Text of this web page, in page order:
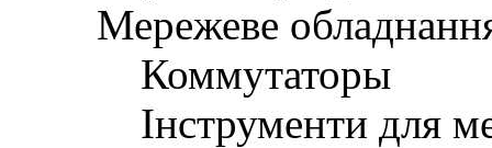
Мережеве
Коммутаторы
Інструменти для